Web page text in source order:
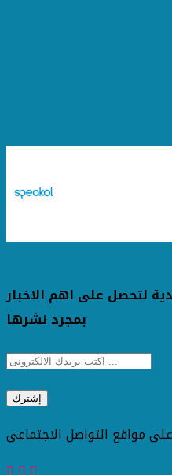
لتحصل على اهم الاخبار
بمجرد نشرها
على مواقع التواصل الاجتماعى